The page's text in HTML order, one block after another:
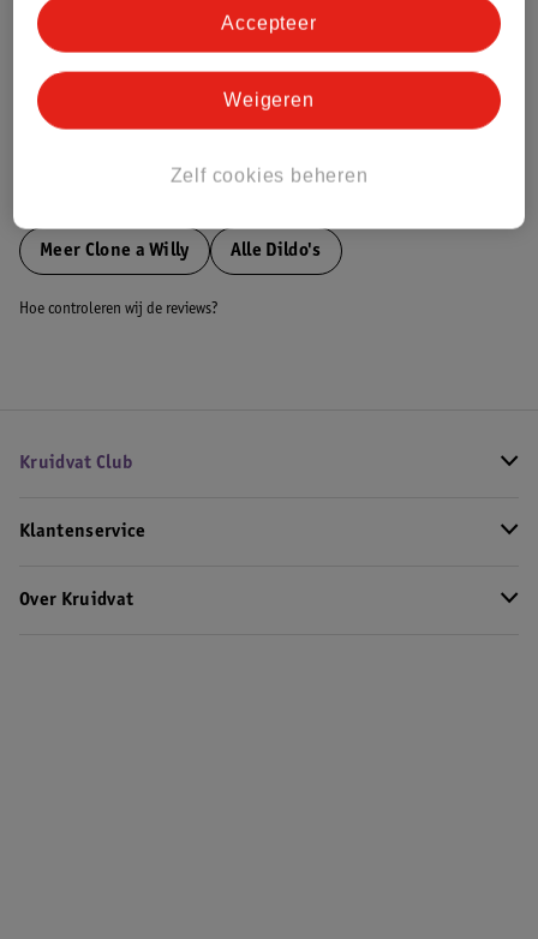
Meer informatie
Bestel & Bezorginformatie
Meer Clone a Willy Alle Dildo's
Hoe controleren wij de reviews?
Kruidvat Club
Klantenservice
Over Kruidvat
Zelf cookies beheren
Weigeren
Accepteer